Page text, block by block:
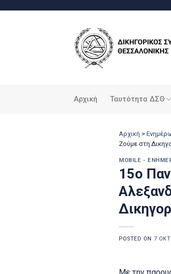
Αρχική Ταυτότητα ΔΣΘ
Αρχική >
Ζούμε στη
MOBILE -
15ο
POSTED ON 7